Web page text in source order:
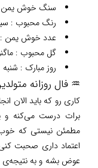
سنگ خوش یمن :
رنگ محبوب :
عدد خوش یمن : ۸
گل محبوب :
روز مبارک : شنبه
♒ فال روزانه
کاری رو که باید الان
برات درست می‌کنه و
مطمئن نیستی که خوب
اعتماد داری صحبت
عوض بشه و به نتیجه‌ی